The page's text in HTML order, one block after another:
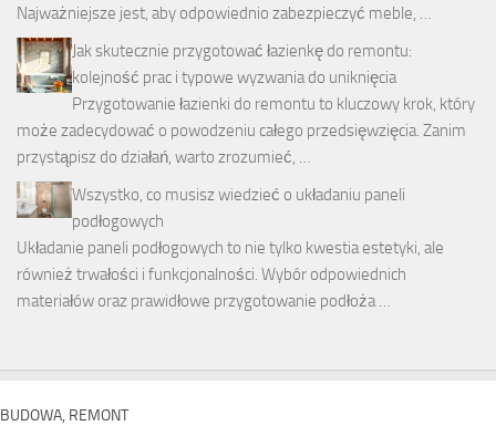
Najważniejsze jest, aby odpowiednio zabezpieczyć meble, …
Jak skutecznie przygotować łazienkę do remontu:
kolejność prac i typowe wyzwania do uniknięcia
Przygotowanie łazienki do remontu to kluczowy krok, który
może zadecydować o powodzeniu całego przedsięwzięcia. Zanim
przystąpisz do działań, warto zrozumieć, …
Wszystko, co musisz wiedzieć o układaniu paneli
podłogowych
Układanie paneli podłogowych to nie tylko kwestia estetyki, ale
również trwałości i funkcjonalności. Wybór odpowiednich
materiałów oraz prawidłowe przygotowanie podłoża …
BUDOWA, REMONT